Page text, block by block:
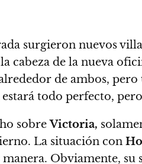
surgieron nuevos
cabeza de la nueva
de ambos, pero
todo perfecto,
sobreVictoria,
La situación con
manera. Obviamente,